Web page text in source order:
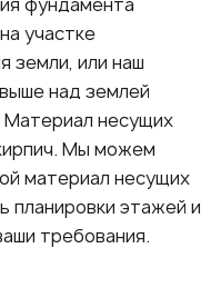
участке
земли, или наш
над землей
Материал несущих
Мы можем
материал несущих
планировки этажей и
требования.